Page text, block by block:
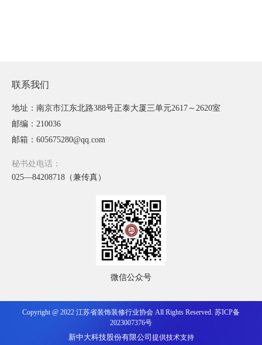
联系我们
地址：南京市江东北路388号正泰大厦三单元2617～2620室
邮编：210036
邮箱：605675280@qq.com
秘书处电话：
025—84208718（兼传真）
微信公众号
Copyright @ 2022 江苏省装饰装修行业协会 All Rights Reserved. 苏ICP备
2023007376号
新中大科技股份有限公司 提供技术支持